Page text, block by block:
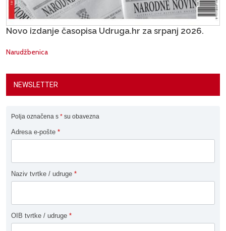
Novo izdanje časopisa Udruga.hr za srpanj 2026.
Narudžbenica
NEWSLETTER
Polja označena s * su obavezna
Adresa e-pošte *
Naziv tvrtke / udruge *
OIB tvrtke / udruge *